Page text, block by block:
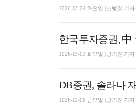
2026-03-24 화요일 | 조범형 기자
한국투자증권, 中
2026-03-03 화요일 | 방의진 기자
DB증권, 솔라나
2026-02-06 금요일 | 방의진 기자